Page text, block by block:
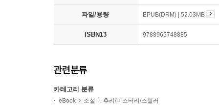
파일/용량 EPUB(DRM) | 52.03MB
ISBN13 9788965748885
관련분류
카테고리 분류
eBook 소설 추리/미스터리/스릴러